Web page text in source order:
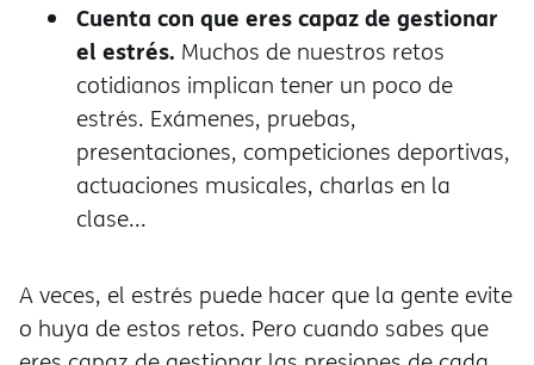
Cuenta con que eres capaz de gestionar
el estrés. Muchos de nuestros retos
cotidianos implican tener un poco de
estrés. Exámenes, pruebas,
presentaciones, competiciones deportivas,
actuaciones musicales, charlas en la
clase...
A veces, el estrés puede hacer que la gente evite
o huya de estos retos. Pero cuando sabes que